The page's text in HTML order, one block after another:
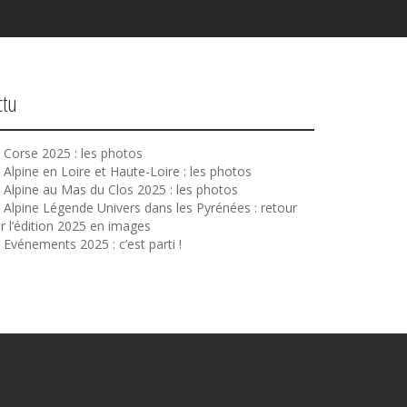
Corse 2025 : les photos
Alpine en Loire et Haute-Loire : les photos
Alpine au Mas du Clos 2025 : les photos
Alpine Légende Univers dans les Pyrénées : retour
l’édition 2025 en images
Evénements 2025 : c’est parti !